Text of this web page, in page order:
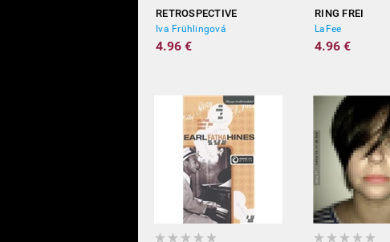
RETROSPECTIVE
Iva Frühlingová
4.96 €
RING FREI
LaFee
4.96 €